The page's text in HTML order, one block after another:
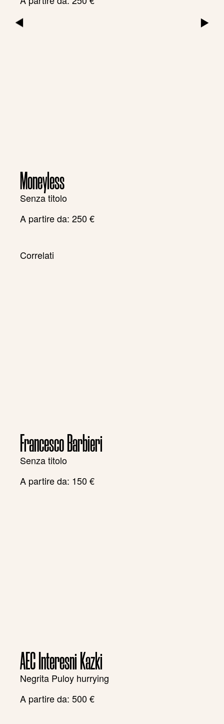
▶ ▶
Moneyless
Senza titolo
A partire da: 250€
Correlati
Francesco Barbieri
Senza titolo
A partire da: 150€
AEC Interesni Kazki
Negrita Puloy hurrying
A partire da: 500€